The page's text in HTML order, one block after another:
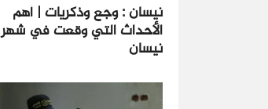
نيسان : وجع وذكريات | أهم
الأحداث التي وقعت في شهر
نيسان